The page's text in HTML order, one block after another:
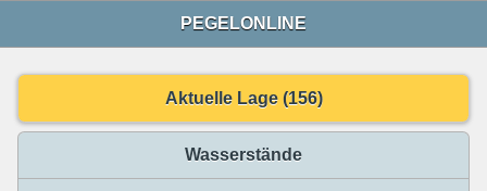
PEGELONLINE
Aktuelle Lage (156)
Wasserstände